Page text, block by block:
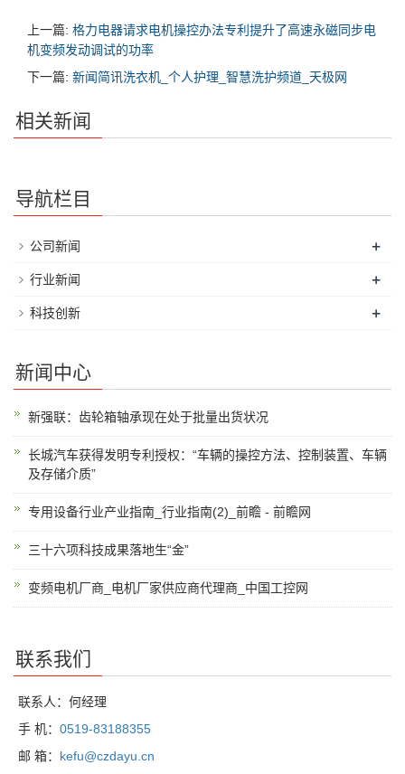
上一篇: 格力电器请求电机操控办法专利提升了高速永磁同步电
机变频发动调试的功率
下一篇: 新闻简讯洗衣机_个人护理_智慧洗护频道_天极网
相关新闻
导航栏目
公司新闻 +
行业新闻 +
科技创新 +
新闻中心
新强联：齿轮箱轴承现在处于批量出货状况
长城汽车获得发明专利授权：“车辆的操控方法、控制装置、车辆
及存储介质”
专用设备行业产业指南_行业指南(2)_前瞻 - 前瞻网
三十六项科技成果落地生“金”
变频电机厂商_电机厂家供应商代理商_中国工控网
联系我们
联系人：何经理
手 机： 0519-83188355
邮 箱： kefu@czdayu.cn